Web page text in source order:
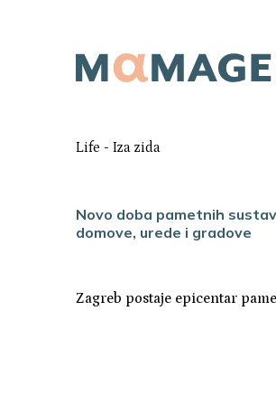
Life - Iza zida
Novo doba pametnih
domove, urede i gradove
Zagreb postaje epicentar